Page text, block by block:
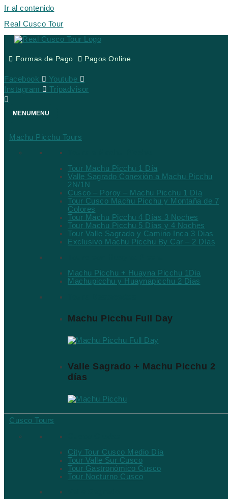
Ir al contenido
Real Cusco Tour
Formas de Pago Pagos Online
Facebook
Youtube
Instagram
Tripadvisor
MENU MENU
Machu Picchu Tours
Tour Machu Picchu 1 Día
Valle Sagrado Conexión a Machu Picchu
2N/1N
Cusco – Poroy – Machu Picchu 1 Día
Tour Cusco Machu Picchu y Montaña de 7
Colores
Tour Machu Picchu 4 Días 3 Noches
Tour Machu Picchu 5 Días y 4 Noches
Tour Valle Sagrado y Camino Inca 3 Dias
Exclusivo Machu Picchu By Car – 2 Días
Machu Picchu + Huayna Picchu 1Dia
Machupicchu y Huaynapicchu 2 Dias
Machu Picchu Full Day
Valle Sagrado + Machu Picchu 2
días
Cusco Tours
City Tour Cusco Medio Día
Tour Valle Sur Cusco
Tour Gastronómico Cusco
Tour Nocturno Cusco